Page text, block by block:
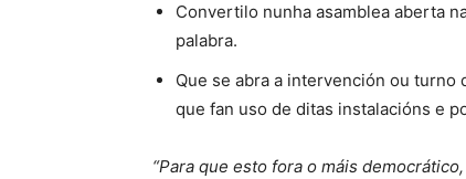
Convertilo nunha asamblea aberta
palabra.
Que se abra a intervención ou turno
que fan uso de ditas instalacións e
“Para que esto fora o máis